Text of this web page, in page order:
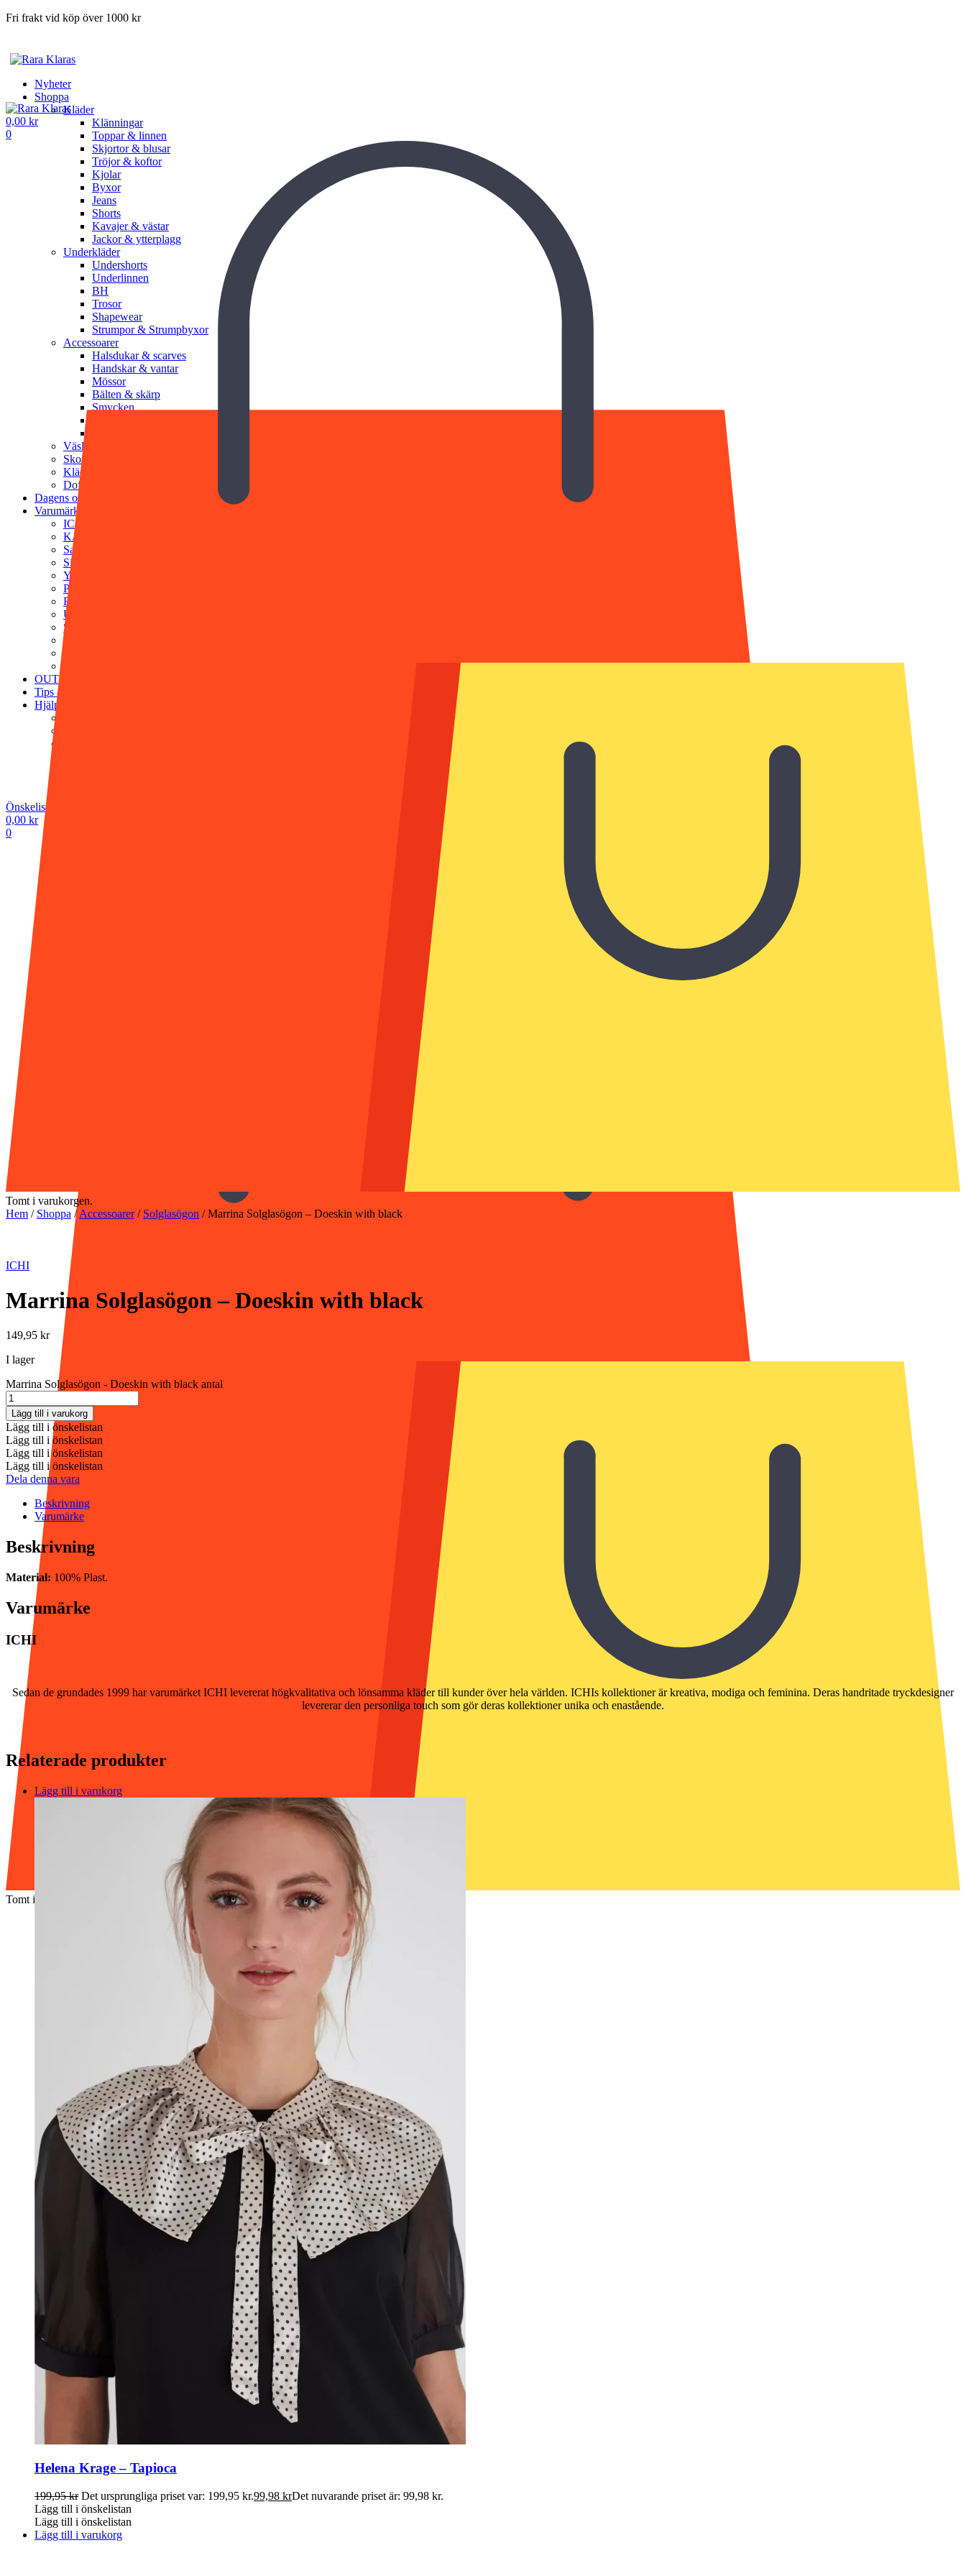
Fri frakt vid köp över 1000 kr
Nyheter
Shoppa
Kläder
Klänningar
Toppar & linnen
Skjortor & blusar
Tröjor & koftor
Kjolar
Byxor
Jeans
Shorts
Kavajer & västar
Jackor & ytterplagg
Underkläder
Undershorts
Underlinnen
BH
Trosor
Shapewear
Strumpor & Strumpbyxor
Accessoarer
Halsdukar & scarves
Handskar & vantar
Mössor
Bälten & skärp
Smycken
Väskor
Skor
Klädvård
Doft & Kroppsvård
Dagens outfit
Varumärken
ICHI
KAFFE
Saint Tropez
Sisters Point
YAS
PFG Stockholm
Rosenvinge
Ulrika Design
SWEEKS
STEAMERY
OUTLET
Tips & råd
Hjälp
Önskelista -
0,00 kr
0
Tomt i varukorgen.
0,00 kr
0
Tomt i varukorgen.
Hem / Shoppa /Accessoarer/ Solglasögon /Marrina Solglasögon – Doeskin with black
ICHI
Marrina Solglasögon – Doeskin with black
149,95 kr
I lager
Marrina Solglasögon - Doeskin with black antal
Lägg till i varukorg
Lägg till i önskelistan
Lägg till i önskelistan
Lägg till i önskelistan
Lägg till i önskelistan
Dela denna vara
Beskrivning
Varumärke
Beskrivning
Material: 100% Plast.
Varumärke
ICHI
Sedan de grundades 1999 har varumärket ICHI levererat högkvalitativa och lönsamma kläder till kunder över hela världen. ICHIs kollektioner är kreativa, modiga och feminina. Deras handritade tryckdesigner
levererar den personliga touch som gör deras kollektioner unika och enastående.
Relaterade produkter
Lägg till i varukorg
Helena Krage – Tapioca
199,95kr Det ursprungliga priset var: 199,95 kr.99,98 krDet nuvarande priset är: 99,98 kr.
Lägg till i önskelistan
Lägg till i önskelistan
Lägg till i varukorg